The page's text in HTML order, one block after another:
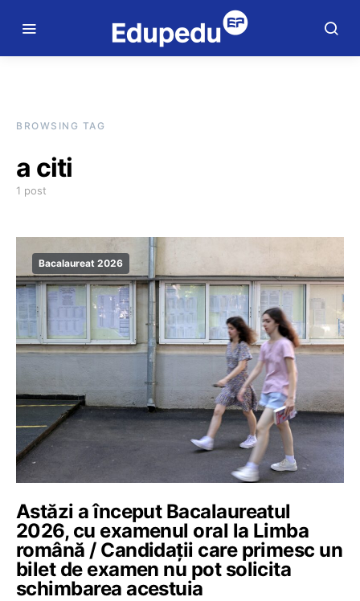
BROWSING TAG
a citi
1 post
Bacalaureat 2026
Astăzi a început Bacalaureatul
2026, cu examenul oral la Limba
română / Candidații care primesc un
bilet de examen nu pot solicita
schimbarea acestuia